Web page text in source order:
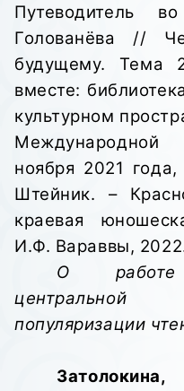
Голованёва //
будущему. Тема
вместе:
культурном
ноября 2021
Штейник. –
краевая
И.Ф. Вараввы,
О работе
популяризации